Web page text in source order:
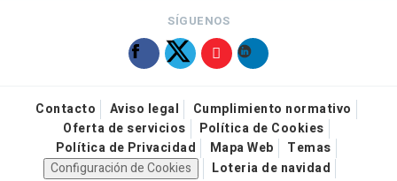
SÍGUENOS
Contacto Aviso legal
Cumplimiento normativo
Oferta de servicios
Política de Cookies
Política de Privacidad
Mapa Web
Temas
Configuración de Cookies
Loteria de navidad